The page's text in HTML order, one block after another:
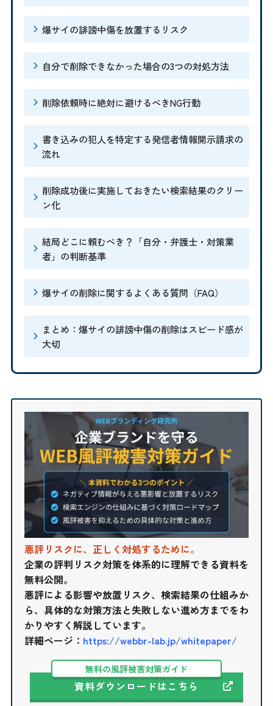
爆サイの誹謗中傷を放置するリスク
自分で削除できなかった場合の3つの対処方法
削除依頼時に絶対に避けるべきNG行動
書き込みの犯人を特定する発信者情報開示請求の
流れ
削除成功後に実施しておきたい検索結果のクリー
ン化
結局どこに頼むべき？「自分・弁護士・対策業
者」の判断基準
爆サイの削除に関するよくある質問（FAQ）
まとめ：爆サイの誹謗中傷の削除はスピード感が
大切
悪評リスクに、正しく対処するために。
企業の評判リスク対策を体系的に理解できる資料を
無料公開。
悪評による影響や放置リスク、検索結果の仕組みか
ら、具体的な対策方法と失敗しない進め方までをわ
かりやすく解説しています。
詳細ページ： https://webbr-lab.jp/whitepaper/
無料の風評被害対策ガイド
資料ダウンロードはこちら